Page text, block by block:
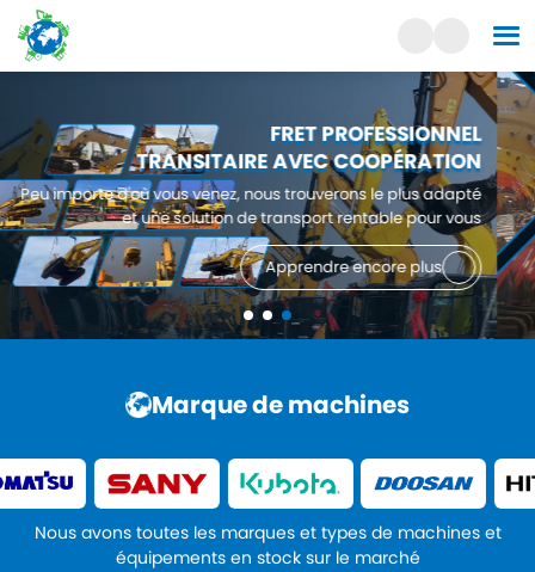
L'amitié avant tout
COOPÉRATION GAGNANT-GAGNANT
Nous avons servi des clients dans plus de 100 pays
dans le monde entier et s'engagent à apporter
aux clients les machines les meilleures et les plus adaptées.
Apprendre encore plus
Marque de machines
Nous avons toutes les marques et types de machines et
équipements en stock sur le marché